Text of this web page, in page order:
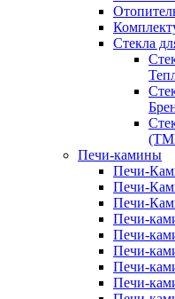
Стекла
Печи-камины
Печи-
Печи-
Печи-
Печи-
Печи-
Печи-
Печи-
Печи-